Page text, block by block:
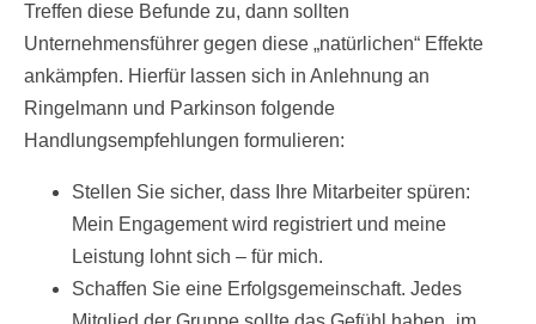
Treffen diese Befunde zu, dann sollten
Unternehmensführer gegen diese „natürlichen“ Effekte
ankämpfen. Hierfür lassen sich in Anlehnung an
Ringelmann und Parkinson folgende
Handlungsempfehlungen formulieren:
Stellen Sie sicher, dass Ihre Mitarbeiter spüren:
Mein Engagement wird registriert und meine
Leistung lohnt sich – für mich.
Schaffen Sie eine Erfolgsgemeinschaft. Jedes